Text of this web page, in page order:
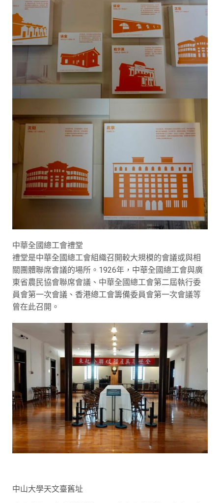
中華全國總工會禮堂
禮堂是中華全國總工會組織召開較大規模的會議或與相
關團體聯席會議的場所。1926年，中華全國總工會與廣
東省農民協會聯席會議、中華全國總工會第二屆執行委
員會第一次會議、香港總工會籌備委員會第一次會議等
曾在此召開。
中山大學天文臺舊址